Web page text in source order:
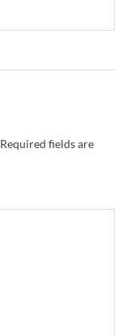
Required fields are